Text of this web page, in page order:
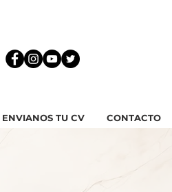
ENVIANOS TU CV CONTACTO